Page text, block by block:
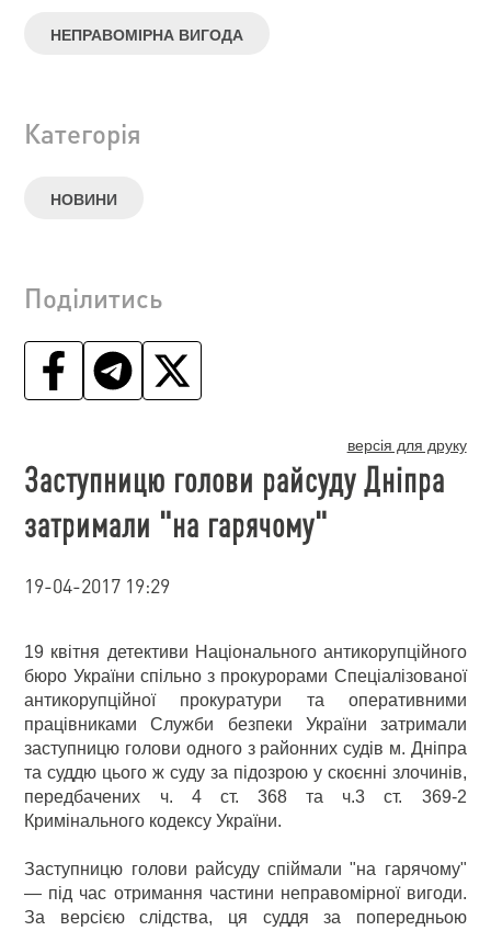
НЕПРАВОМІРНА ВИГОДА
Категорія
НОВИНИ
Поділитись
версія для друку
Заступницю голови райсуду Дніпра
затримали "на гарячому"
19-04-2017 19:29
19 квітня детективи Національного антикорупційного
бюро України спільно з прокурорами Спеціалізованої
антикорупційної прокуратури та оперативними
працівниками Служби безпеки України затримали
заступницю голови одного з районних судів м. Дніпра
та суддю цього ж суду за підозрою у скоєнні злочинів,
передбачених ч. 4 ст. 368 та ч.3 ст. 369-2
Кримінального кодексу України.
Заступницю голови райсуду спіймали "на гарячому"
— під час отримання частини неправомірної вигоди.
За версією слідства, ця суддя за попередньою